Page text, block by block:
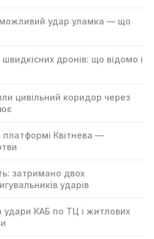
можливий удар уламка — що
дронів: що відомо і
цивільний коридор через
Квітнева —
затримано двох
ударів
КАБ по ТЦ і житлових